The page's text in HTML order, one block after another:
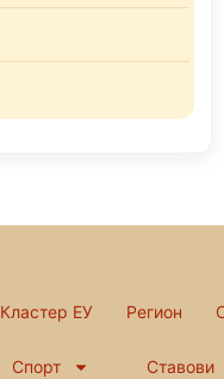
Кластер ЕУ Регион
Спорт Ставови